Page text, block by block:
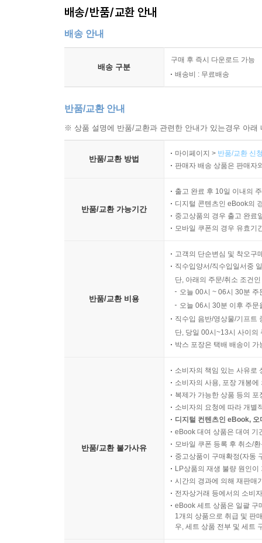
배송/반품/교환 안내
배송 안내
배송 구분
구매 후 즉시 다운로드 가능
배송비 : 무료배송
반품/교환 안내
※ 상품 설명에 반품/교환과 관련한 안내가 있는경우 아
반품/교환 방법
마이페이지 > 반품/교환 신
판매자 배송 상품은 판매자
반품/교환 가능기간
출고 완료 후 10일 이내의
디지털 콘텐츠인 eBook의
중고상품의 경우 출고 완료
모바일 쿠폰의 경우 유효기
반품/교환 비용
고객의 단순변심 및 착오구
직수입양서/직수입일서중
단, 아래의 주문/취소 조건
오늘 00시 ~ 06시 30분
오늘 06시 30분 이후 주
직수입 음반/영상물/기프트
단, 당일 00시~13시 사이의
박스 포장은 택배 배송이
반품/교환 불가사유
소비자의 책임 있는 사유로
소비자의 사용, 포장 개봉
복제가 가능한 상품 등의
소비자의 요청에 따라 개별
디지털 컨텐츠인 eBook,
eBook 대여 상품은 대여 기
모바일 쿠폰 등록 후 취소/
중고상품이 구매확정(자동
LP상품의 재생 불량 원인
시간의 경과에 의해 재판매
전자상거래 등에서의 소비
eBook 세트 상품은 일괄 구
1개의 상품으로 취급 및 판
우, 세트 상품 전부 및 세트